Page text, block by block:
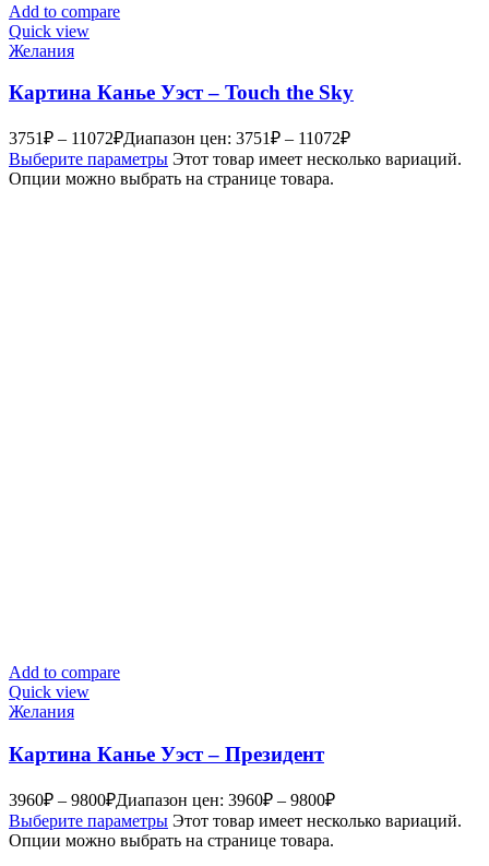
Add to compare
Quick view
Желания
Картина Канье Уэст – Touch the Sky
3751₽ – 11072₽Диапазон цен: 3751₽ – 11072₽
Выберите параметры Этот товар имеет несколько вариаций.
Опции можно выбрать на странице товара.
Add to compare
Quick view
Желания
Картина Канье Уэст – Президент
3960₽ – 9800₽Диапазон цен: 3960₽ – 9800₽
Выберите параметры Этот товар имеет несколько вариаций.
Опции можно выбрать на странице товара.